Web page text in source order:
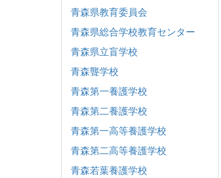
青森県教育委員会
青森県総合学校教育センター
青森県立盲学校
青森聾学校
青森第一養護学校
青森第二養護学校
青森第一高等養護学校
青森第二高等養護学校
青森若葉養護学校